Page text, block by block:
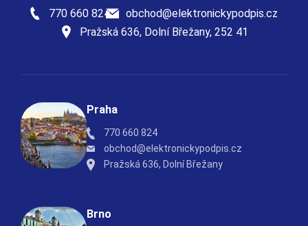
770 660 824
obchod@elektronickypodpis.cz
Pražská 636, Dolní Břežany, 252 41
Praha
770 660 824
obchod@elektronickypodpis.cz
Pražská 636, Dolní Břežany
Brno